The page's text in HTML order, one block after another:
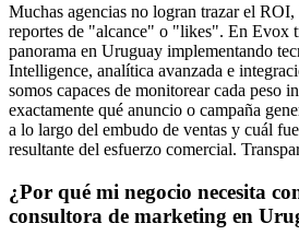
Muchas agencias no logran trazar el
reportes de "alcance" o "likes". En Evox
panorama en Uruguay implementando
Intelligence, analítica avanzada e
somos capaces de monitorear cada peso
exactamente qué anuncio o campaña
a lo largo del embudo de ventas y cuál
resultante del esfuerzo comercial.
¿Por qué mi negocio necesita
consultora de marketing en